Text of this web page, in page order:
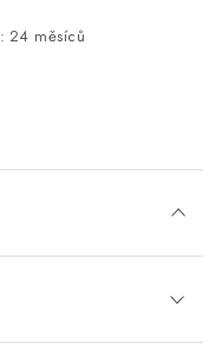
: 24 měsíců